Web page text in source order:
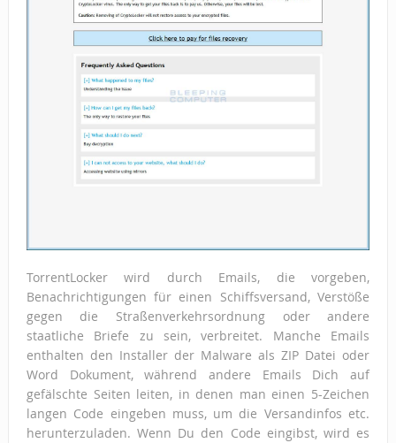
TorrentLocker wird durch Emails, die vorgeben,
Benachrichtigungen für einen Schiffsversand, Verstöße
gegen die Straßenverkehrsordnung oder andere
staatliche Briefe zu sein, verbreitet. Manche Emails
enthalten den Installer der Malware als ZIP Datei oder
Word Dokument, während andere Emails Dich auf
gefälschte Seiten leiten, in denen man einen 5-Zeichen
langen Code eingeben muss, um die Versandinfos etc.
herunterzuladen. Wenn Du den Code eingibst, wird es